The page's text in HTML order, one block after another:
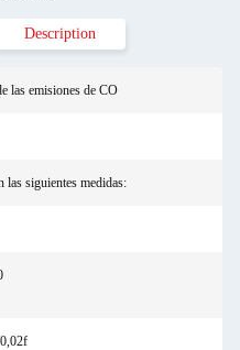
Description
las emisiones de CO
las siguientes medidas: